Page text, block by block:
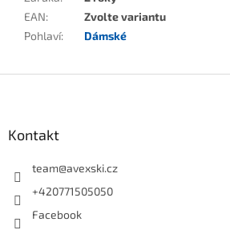
EAN:
Zvolte variantu
Pohlaví: Dámské
Kontakt
team@avexski.cz
+420771505050
Facebook